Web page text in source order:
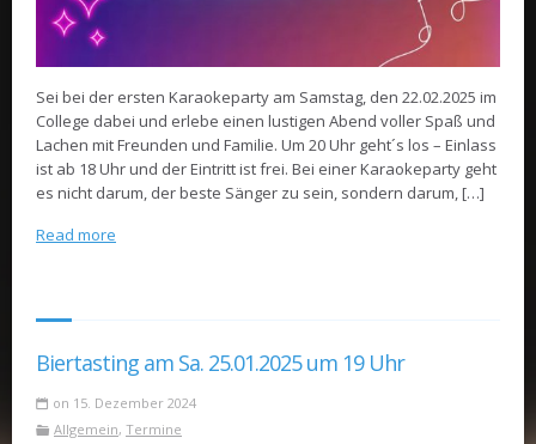
Sei bei der ersten Karaokeparty am Samstag, den 22.02.2025 im
College dabei und erlebe einen lustigen Abend voller Spaß und
Lachen mit Freunden und Familie. Um 20 Uhr geht´s los – Einlass
ist ab 18 Uhr und der Eintritt ist frei. Bei einer Karaokeparty geht
es nicht darum, der beste Sänger zu sein, sondern darum, […]
Read more
Biertasting am Sa. 25.01.2025 um 19 Uhr
on 15. Dezember 2024
Allgemein, Termine